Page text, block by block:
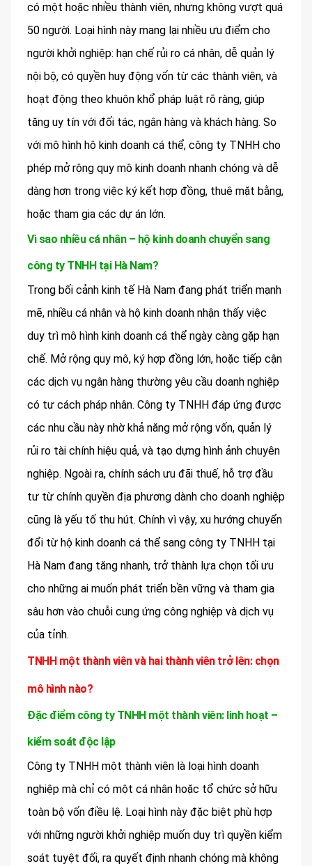
có một hoặc nhiều thành viên, nhưng không vượt quá
50 người. Loại hình này mang lại nhiều ưu điểm cho
người khởi nghiệp: hạn chế rủi ro cá nhân, dễ quản lý
nội bộ, có quyền huy động vốn từ các thành viên, và
hoạt động theo khuôn khổ pháp luật rõ ràng, giúp
tăng uy tín với đối tác, ngân hàng và khách hàng. So
với mô hình hộ kinh doanh cá thể, công ty TNHH cho
phép mở rộng quy mô kinh doanh nhanh chóng và dễ
dàng hơn trong việc ký kết hợp đồng, thuê mặt bằng,
hoặc tham gia các dự án lớn.
Vì sao nhiều cá nhân – hộ kinh doanh chuyển sang
công ty TNHH tại Hà Nam?
Trong bối cảnh kinh tế Hà Nam đang phát triển mạnh
mẽ, nhiều cá nhân và hộ kinh doanh nhận thấy việc
duy trì mô hình kinh doanh cá thể ngày càng gặp hạn
chế. Mở rộng quy mô, ký hợp đồng lớn, hoặc tiếp cận
các dịch vụ ngân hàng thường yêu cầu doanh nghiệp
có tư cách pháp nhân. Công ty TNHH đáp ứng được
các nhu cầu này nhờ khả năng mở rộng vốn, quản lý
rủi ro tài chính hiệu quả, và tạo dựng hình ảnh chuyên
nghiệp. Ngoài ra, chính sách ưu đãi thuế, hỗ trợ đầu
tư từ chính quyền địa phương dành cho doanh nghiệp
cũng là yếu tố thu hút. Chính vì vậy, xu hướng chuyển
đổi từ hộ kinh doanh cá thể sang công ty TNHH tại
Hà Nam đang tăng nhanh, trở thành lựa chọn tối ưu
cho những ai muốn phát triển bền vững và tham gia
sâu hơn vào chuỗi cung ứng công nghiệp và dịch vụ
của tỉnh.
TNHH một thành viên và hai thành viên trở lên: chọn
mô hình nào?
Đặc điểm công ty TNHH một thành viên: linh hoạt –
kiểm soát độc lập
Công ty TNHH một thành viên là loại hình doanh
nghiệp mà chỉ có một cá nhân hoặc tổ chức sở hữu
toàn bộ vốn điều lệ. Loại hình này đặc biệt phù hợp
với những người khởi nghiệp muốn duy trì quyền kiểm
soát tuyệt đối, ra quyết định nhanh chóng mà không